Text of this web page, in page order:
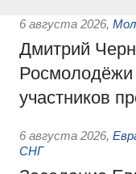
6 августа 2026,
Дмитрий
Росмолодёжи
участников
6 августа 2026,
СНГ